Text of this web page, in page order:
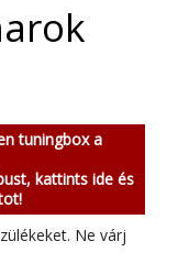
tuningbox a
kattints ide és
Ne várj